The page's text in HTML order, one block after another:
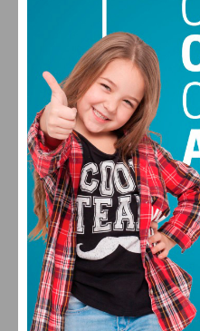
SEX SÁB
FARMACIAS DE
FERREIRA